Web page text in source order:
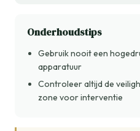
Onderhoudstips
Gebruik nooit een
apparatuur
Controleer altijd de
zone voor interventie